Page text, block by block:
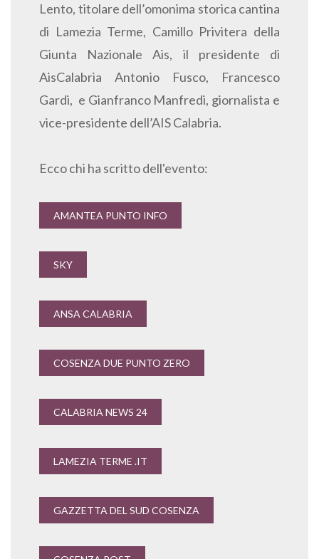
Lento, titolare dell’omonima storica cantina
di Lamezia Terme, Camillo Privitera della
Giunta Nazionale Ais, il presidente di
AisCalabria Antonio Fusco, Francesco
Gardi, e Gianfranco Manfredi, giornalista e
vice-presidente dell’AIS Calabria.
Ecco chi ha scritto dell'evento:
AMANTEA PUNTO INFO
SKY
ANSA CALABRIA
COSENZA DUE PUNTO ZERO
CALABRIA NEWS 24
LAMEZIA TERME .IT
GAZZETTA DEL SUD COSENZA